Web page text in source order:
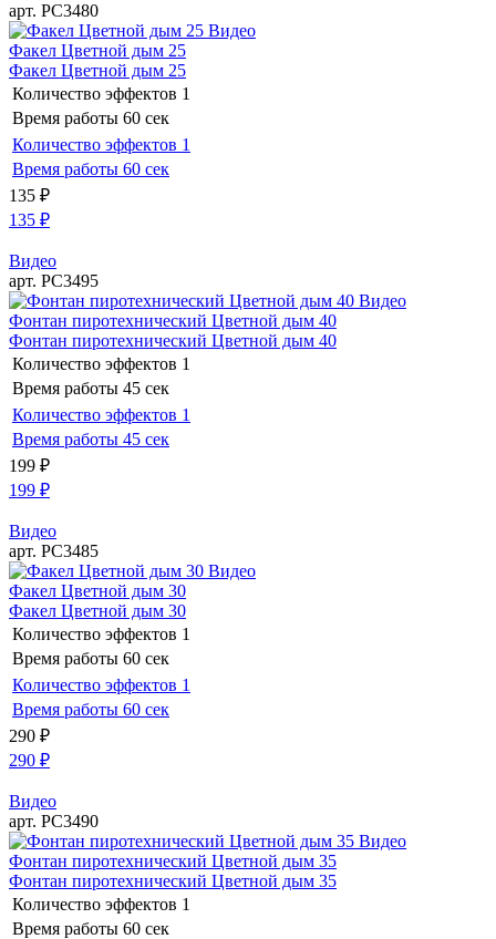
арт. РС3480
Видео
Факел Цветной дым 25
Факел Цветной дым 25
Количество эффектов 1
Время работы 60 сек
Количество эффектов 1
Время работы 60 сек
135 ₽
135 ₽
Видео
арт. РС3495
Видео
Фонтан пиротехнический Цветной дым 40
Фонтан пиротехнический Цветной дым 40
Количество эффектов 1
Время работы 45 сек
Количество эффектов 1
Время работы 45 сек
199 ₽
199 ₽
Видео
арт. РС3485
Видео
Факел Цветной дым 30
Факел Цветной дым 30
Количество эффектов 1
Время работы 60 сек
Количество эффектов 1
Время работы 60 сек
290 ₽
290 ₽
Видео
арт. РС3490
Видео
Фонтан пиротехнический Цветной дым 35
Фонтан пиротехнический Цветной дым 35
Количество эффектов 1
Время работы 60 сек